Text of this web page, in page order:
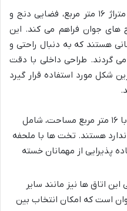
اتاق دبل در هتل الدورادو لاپاز، با متراژ ۱۶ متر مربع، فضایی دنج و
های جوان فراهم می کند. این
هستند که به دنبال راحتی و
می گردند. طراحی داخلی با دقت
شکل مورد استفاده قرار گیرد
این اتاق ها با ۱۶ متر مربع مساحت، شامل
هستند. تخت ها با ملحفه
پذیرایی از مهمانان خسته
اتاق ها نیز مانند سایر
است که امکان انتخاب بین